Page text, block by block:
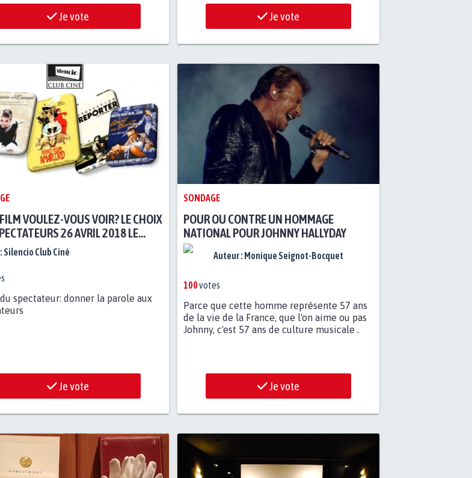
Je vote Je vote
VOULEZ-VOUS VOIR? LE CHOIX
26 AVRIL 2018 LE
EVIAN -
Silencio Club Ciné
spectateur: donner la parole aux
Je vote
SONDAGE
POUR OU CONTRE UN HOMMAGE
NATIONAL POUR JOHNNY HALLYDAY
Auteur : Monique Seignot-Bocquet
100votes
Parce que cette homme représente 57 ans
de la vie de la France, que l'on aime ou pas
Johnny, c'est 57 ans de culture musicale .
Je vote